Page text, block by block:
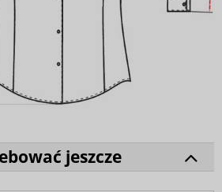
jeszcze